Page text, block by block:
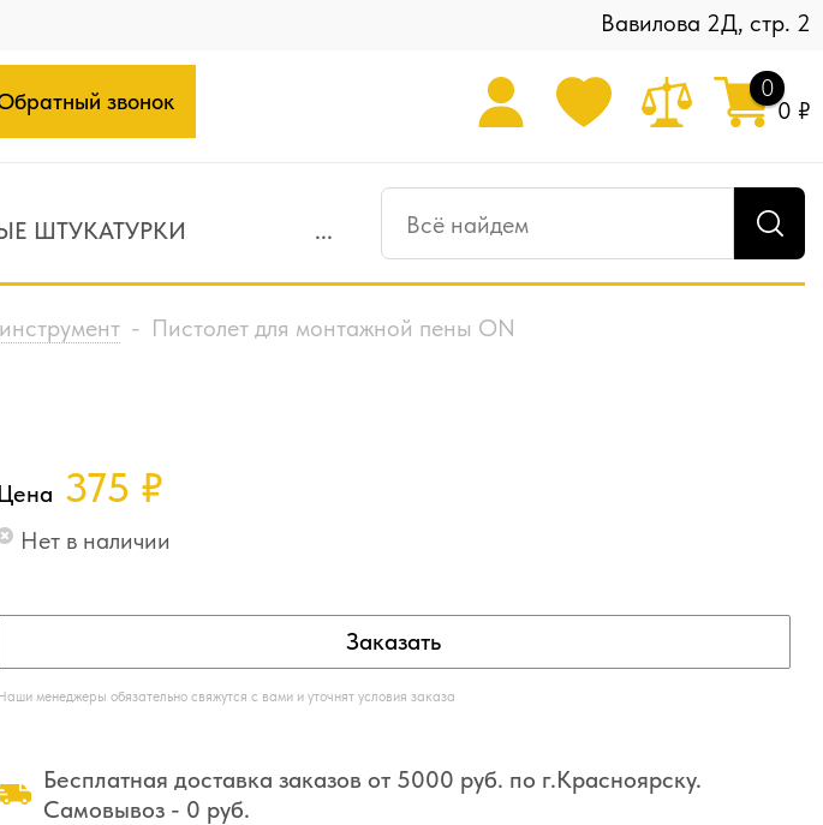
Вавилова 2Д, стр. 2
звонок 0
0 ₽
ШТУКАТУРКИ ...
- Пистолет для монтажной пены ON
375 ₽
Нет в наличии
Заказать
менеджеры обязательно свяжутся с вами и уточнят условия заказа
Бесплатная доставка заказов от 5000 руб. по г.Красноярску.
Самовывоз - 0 руб.